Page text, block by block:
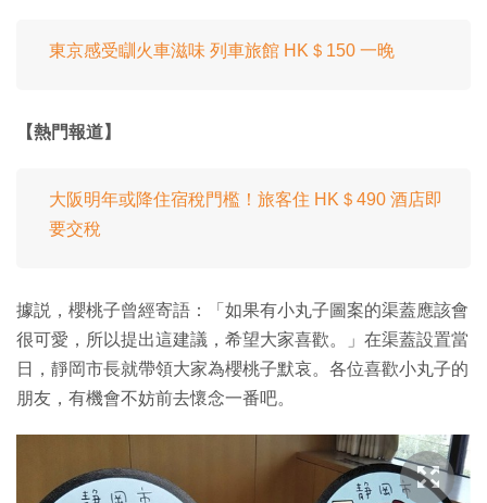
東京感受瞓火車滋味 列車旅館 HK＄150 一晚
【熱門報道】
大阪明年或降住宿稅門檻！旅客住 HK＄490 酒店即
要交稅
據説，櫻桃子曾經寄語：「如果有小丸子圖案的渠蓋應該會
很可愛，所以提出這建議，希望大家喜歡。」在渠蓋設置當
日，靜岡市長就帶領大家為櫻桃子默哀。各位喜歡小丸子的
朋友，有機會不妨前去懷念一番吧。